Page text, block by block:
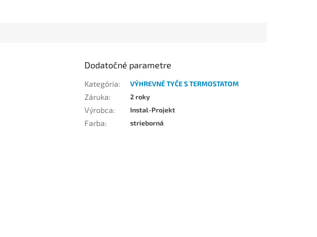
Dodatočné parametre
Kategória: VÝHREVNÉ TYČE S TERMOSTATOM
Záruka: 2 roky
Výrobca: Instal-Projekt
Farba: strieborná